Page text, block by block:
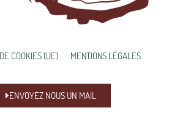
COOKIES (UE) MENTIONS LÉGALES
ENVOYEZ NOUS UN MAIL